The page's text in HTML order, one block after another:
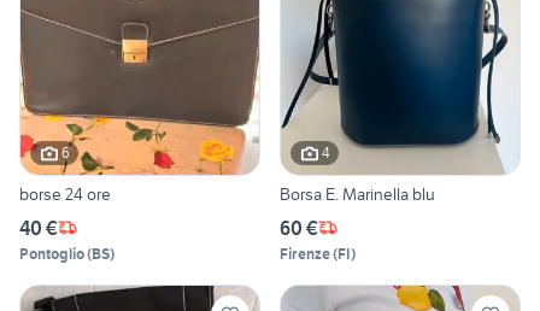
6
borse 24 ore
40 €
Pontoglio(BS)
4
Borsa E. Marinella blu
60 €
Firenze(FI)